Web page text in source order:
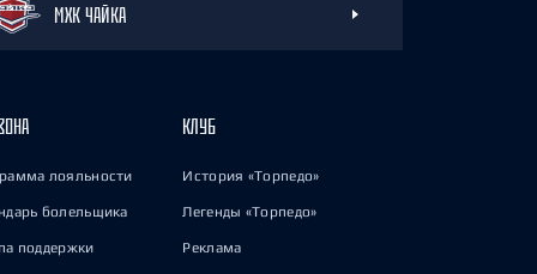
МХК ЧАЙКА
лояльности
болельщика
поддержки
КЛУБ
История «Торпедо»
Легенды «Торпедо»
Реклама